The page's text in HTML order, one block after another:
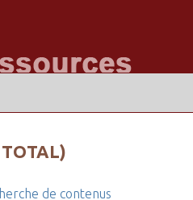
TOTAL)
de contenus